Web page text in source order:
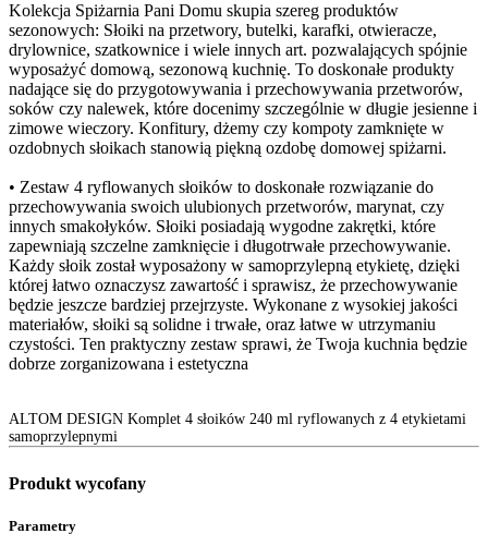
Kolekcja Spiżarnia Pani Domu skupia szereg produktów
sezonowych: Słoiki na przetwory, butelki, karafki, otwieracze,
drylownice, szatkownice i wiele innych art. pozwalających spójnie
wyposażyć domową, sezonową kuchnię. To doskonałe produkty
nadające się do przygotowywania i przechowywania przetworów,
soków czy nalewek, które docenimy szczególnie w długie jesienne i
zimowe wieczory. Konfitury, dżemy czy kompoty zamknięte w
ozdobnych słoikach stanowią piękną ozdobę domowej spiżarni.
• Zestaw 4 ryflowanych słoików to doskonałe rozwiązanie do
przechowywania swoich ulubionych przetworów, marynat, czy
innych smakołyków. Słoiki posiadają wygodne zakrętki, które
zapewniają szczelne zamknięcie i długotrwałe przechowywanie.
Każdy słoik został wyposażony w samoprzylepną etykietę, dzięki
której łatwo oznaczysz zawartość i sprawisz, że przechowywanie
będzie jeszcze bardziej przejrzyste. Wykonane z wysokiej jakości
materiałów, słoiki są solidne i trwałe, oraz łatwe w utrzymaniu
czystości. Ten praktyczny zestaw sprawi, że Twoja kuchnia będzie
dobrze zorganizowana i estetyczna
ALTOM DESIGN Komplet 4 słoików 240 ml ryflowanych z 4 etykietami
samoprzylepnymi
Produkt wycofany
Parametry